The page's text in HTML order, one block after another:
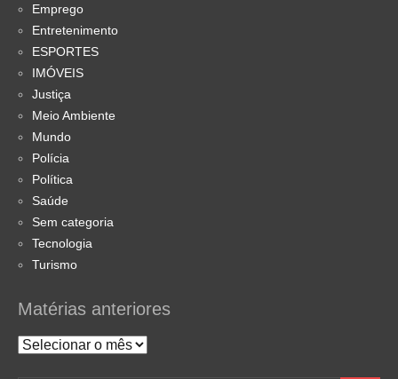
Emprego
Entretenimento
ESPORTES
IMÓVEIS
Justiça
Meio Ambiente
Mundo
Polícia
Política
Saúde
Sem categoria
Tecnologia
Turismo
Matérias anteriores
Matérias